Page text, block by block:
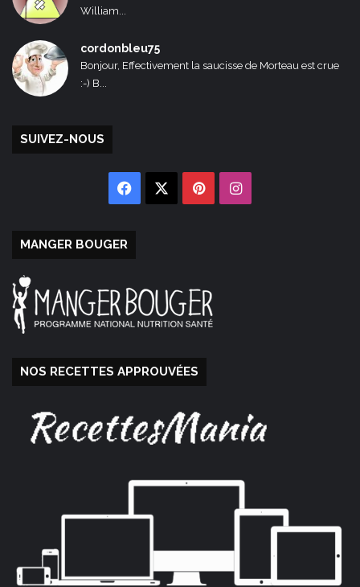
William...
cordonbleu75
Bonjour, Effectivement la saucisse de Morteau est crue
:-) B...
SUIVEZ-NOUS
Facebook PinterestInstagram
MANGER BOUGER
NOS RECETTES APPROUVÉES